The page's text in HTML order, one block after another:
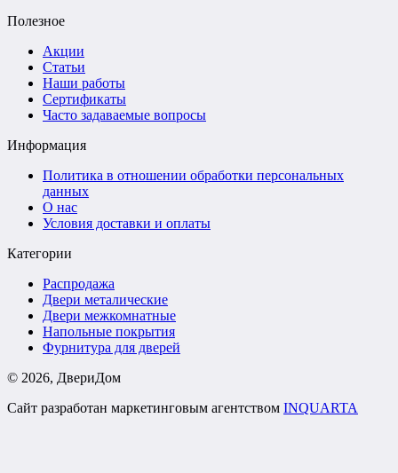
Полезное
Акции
Статьи
Наши работы
Сертификаты
Часто задаваемые вопросы
Информация
Политика в отношении обработки персональных
данных
О нас
Условия доставки и оплаты
Категории
Распродажа
Двери металические
Двери межкомнатные
Напольные покрытия
Фурнитура для дверей
© 2026, ДвериДом
Сайт разработан маркетинговым агентством INQUARTA